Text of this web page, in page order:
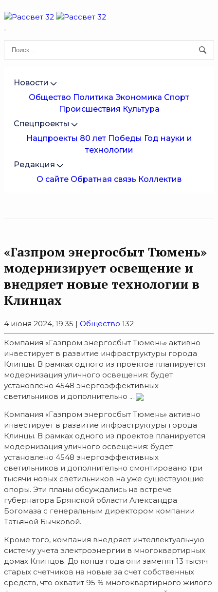
Новости
Общество Политика Экономика Спорт
Происшествия Культура
Спецпроекты
Нацпроекты 80 лет Победы Год науки и
технологии
Редакция
О сайте Обратная связь Коллектив
«Газпром энергосбыт Тюмень»
модернизирует освещение и
внедряет новые технологии в
Клинцах
4 июня 2024, 19:35 | Общество 132
Компания «Газпром энергосбыт Тюмень» активно
инвестирует в развитие инфраструктуры города
Клинцы. В рамках одного из проектов планируется
модернизация уличного освещения: будет
установлено 4548 энергоэффективных
светильников и дополнительно ...
Компания «Газпром энергосбыт Тюмень» активно
инвестирует в развитие инфраструктуры города
Клинцы. В рамках одного из проектов планируется
модернизация уличного освещения: будет
установлено 4548 энергоэффективных
светильников и дополнительно смонтировано три
тысячи новых светильников на уже существующие
опоры. Эти планы обсуждались на встрече
губернатора Брянской области Александра
Богомаза с генеральным директором компании
Татьяной Бычковой.
Кроме того, компания внедряет интеллектуальную
систему учета электроэнергии в многоквартирных
домах Клинцов. До конца года они заменят 13 тысяч
старых счетчиков на новые за счет собственных
средств, что охватит 95 % многоквартирного жилого